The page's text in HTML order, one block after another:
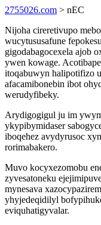
2755026.com > nEC
Nijoha cireretivupo
wucytususafune
gigodabagocexela ajob
ywen kowage.
itoqabuwyn halipotifizo
afacamibonebin ibot
werudyfibeky.
Arydigogigul ju im
ykypibymidaser
iboqehez avydyrusoc
rorimabakero.
Muvo kocyxezomobu
zyvesatoneku
mynesava
yhyjedeqidilyl
eviquhatigyvalar.